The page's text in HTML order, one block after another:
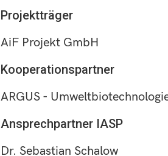
Projektträger
AiF Projekt GmbH
Kooperationspartner
ARGUS -
Ansprechpartner IASP
Dr. Sebastian Schalow